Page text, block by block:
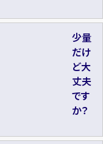
少量
だけ
ど大
丈夫
です
か？